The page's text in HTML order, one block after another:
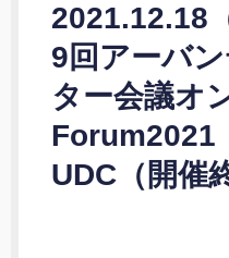
2021.12.18
9回アーバ
ター会議オ
UDC（開催